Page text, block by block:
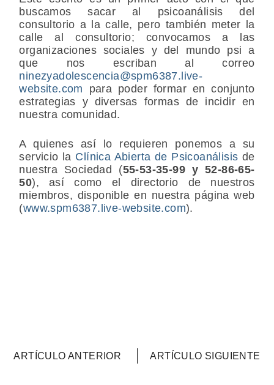
buscamos sacar al psicoanálisis del
consultorio a la calle, pero también meter la
calle al consultorio; convocamos a las
organizaciones sociales y del mundo psi a
que nos escriban al correo
ninezyadolescencia@spm6387.live-
website.com para poder formar en conjunto
estrategias y diversas formas de incidir en
nuestra comunidad.
A quienes así lo requieren ponemos a su
servicio la Clínica Abierta de Psicoanálisis de
nuestra Sociedad (55-53-35-99 y 52-86-65-
50), así como el directorio de nuestros
miembros, disponible en nuestra página web
(www.spm6387.live-website.com).
ARTÍCULO ANTERIOR ARTÍCULO SIGUIENTE